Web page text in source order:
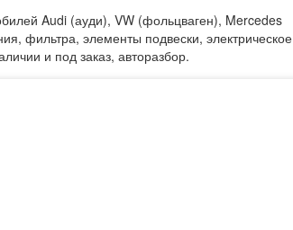
Audi (ауди), VW (фольцваген), Mercedes
фильтра, элементы подвески, электрическое
и под заказ, авторазбор.